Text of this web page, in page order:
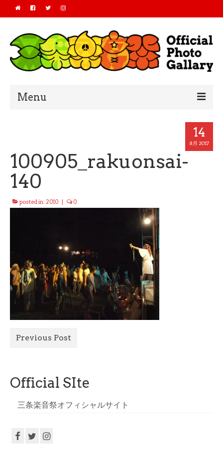
Menu
2018
2017
2016
Official Site
14
8月 2017
100905_rakuonsai-
140
posted in: 2010 0
Previous Post
Official SIte
三条楽音祭オフィシャルサイト